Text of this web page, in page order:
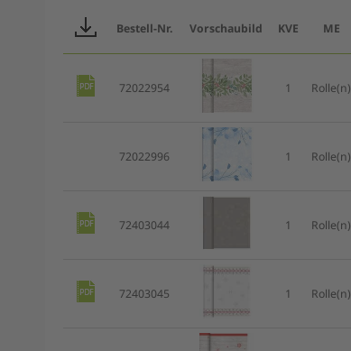
Bestell-Nr. Vorschaubild KVE ME
72022954 1 Rolle(n)
72022996 1 Rolle(n)
72403044 1 Rolle(n)
72403045 1 Rolle(n)